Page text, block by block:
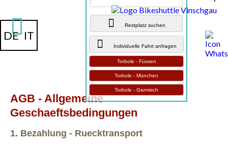
DE IT
Restplatz suchen
Individuelle Fahrt anfragen
Torbole - Füssen
Torbole - München
Torbole - Garmisch
AGB - Allgemeine
Geschaeftsbedingungen
1. Bezahlung - Ruecktransport